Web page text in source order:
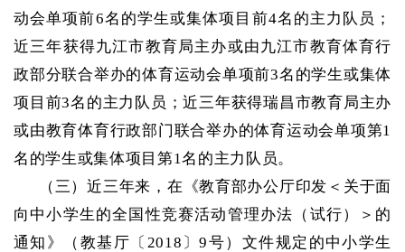
动会单项前6名的学生或集体项目前4名的主力队员；
近三年获得九江市教育局主办或由九江市教育体育行
政部分联合举办的体育运动会单项前3名的学生或集体
项目前3名的主力队员；近三年获得瑞昌市教育局主办
或由教育体育行政部门联合举办的体育运动会单项第1
名的学生或集体项目第1名的主力队员。
（三）近三年来，在《教育部办公厅印发＜关于面
向中小学生的全国性竞赛活动管理办法（试行）＞的
通知》（教基厅〔 2018〕9号）文件规定的中小学生